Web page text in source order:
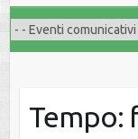
Tempo: